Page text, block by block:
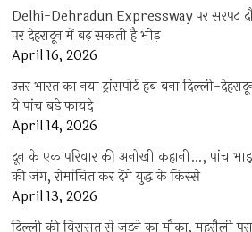
Delhi-Dehradun Expressway पर सरपट
पर देहरादून में बढ़ सकती है भीड़
April 16, 2026
उत्तर भारत का नया ट्रांसपोर्ट हब बना दिल्ली-
ये पांच बड़े फायदे
April 14, 2026
दून के एक परिवार की अनोखी कहानी…, पांच
की जंग, रोमांचित कर देंगे युद्ध के किस्से
April 13, 2026